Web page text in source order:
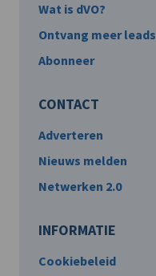
Wat is dVO?
Ontvang meer leads
Abonneer
CONTACT
Adverteren
Nieuws melden
Netwerken 2.0
INFORMATIE
Cookiebeleid